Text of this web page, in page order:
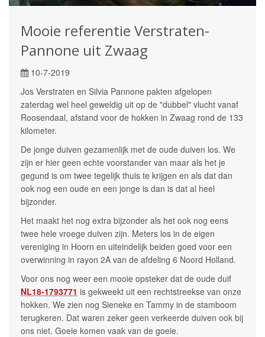
Mooie referentie Verstraten-
Pannone uit Zwaag
10-7-2019
Jos Verstraten en Silvia Pannone pakten afgelopen
zaterdag wel heel geweldig uit op de "dubbel" vlucht vanaf
Roosendaal, afstand voor de hokken in Zwaag rond de 133
kilometer.
De jonge duiven gezamenlijk met de oude duiven los. We
zijn er hier geen echte voorstander van maar als het je
gegund is om twee tegelijk thuis te krijgen en als dat dan
ook nog een oude en een jonge is dan is dat al heel
bijzonder.
Het maakt het nog extra bijzonder als het ook nog eens
twee hele vroege duiven zijn. Meters los in de eigen
vereniging in Hoorn en uiteindelijk beiden goed voor een
overwinning in rayon 2A van de afdeling 6 Noord Holland.
Voor ons nog weer een mooie opsteker dat de oude duif
NL18-1793771 is gekweekt uit een rechtstreekse van onze
hokken. We zien nog Sieneke en Tammy in de stamboom
terugkeren. Dat waren zeker geen verkeerde duiven ook bij
ons niet. Goeie komen vaak van de goeie.